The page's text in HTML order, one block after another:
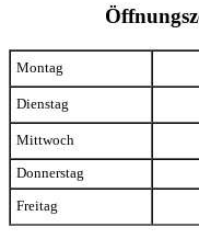
Montag
Dienstag
Mittwoch
Donnerstag
Freitag